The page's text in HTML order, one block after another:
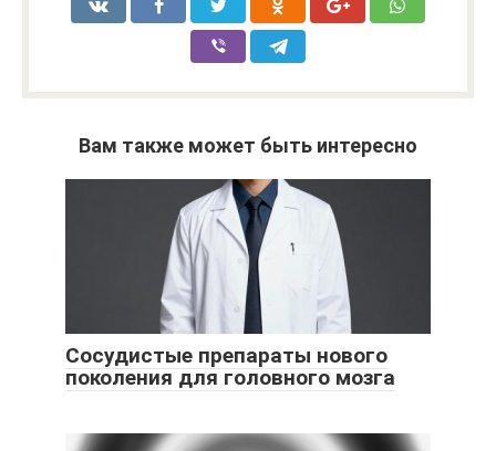
Вам также может быть интересно
Сосудистые препараты нового
поколения для головного мозга